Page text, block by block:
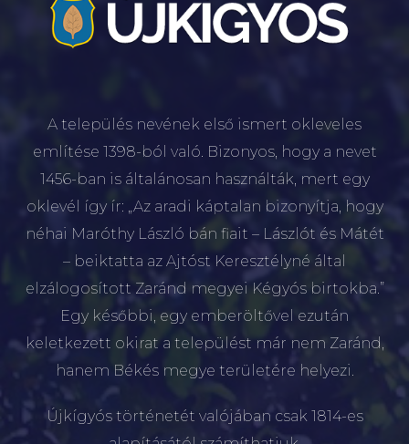
A település nevének első ismert okleveles
említése 1398-ból való. Bizonyos, hogy a nevet
1456-ban is általánosan használták, mert egy
oklevél így ír: „Az aradi káptalan bizonyítja, hogy
néhai Maróthy László bán fiait – Lászlót és Mátét
– beiktatta az Ajtóst Keresztélyné által
elzálogosított Zaránd megyei Kégyós birtokba.”
Egy későbbi, egy emberöltővel ezután
keletkezett okirat a települést már nem Zaránd,
hanem Békés megye területére helyezi.
Újkígyós történetét valójában csak 1814-es